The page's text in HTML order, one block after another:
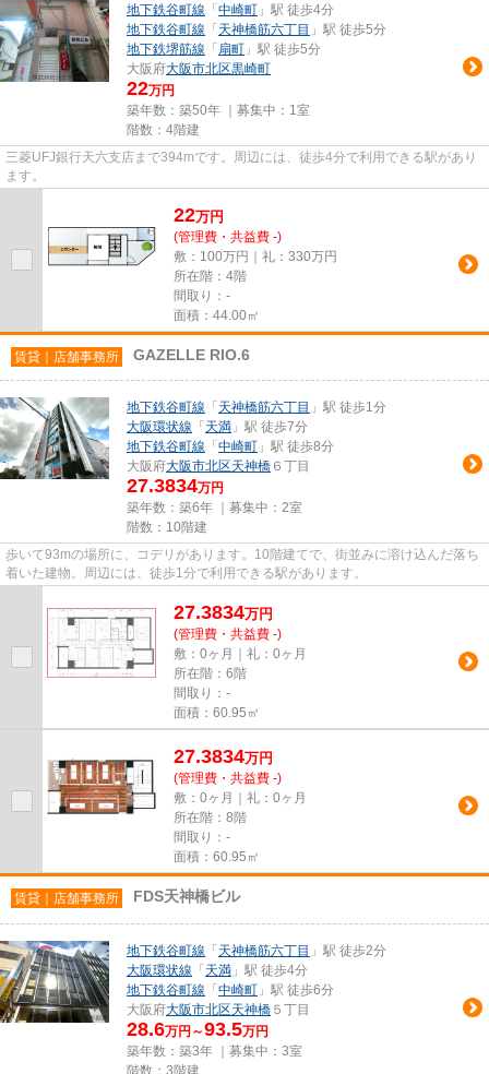
地下鉄谷町線 「 中崎町 」駅 徒歩4分
地下鉄谷町線 「 天神橋筋六丁目 」駅 徒歩5分
地下鉄堺筋線 「 扇町 」駅 徒歩5分
大阪府大阪市北区黒崎町
22万円
築年数：築50年 ｜募集中： 1室
階数：4階建
三菱UFJ銀行天六支店まで394mです。周辺には、徒歩4分で利用できる駅があり
ます。
22万円
(管理費・共益費 -)
敷：100万円｜礼：330万円
所在階：4階
間取り：-
面積：44.00㎡
賃貸｜店舗事務所 GAZELLE RIO.6
地下鉄谷町線 「 天神橋筋六丁目 」駅 徒歩1分
大阪環状線 「 天満 」駅 徒歩7分
地下鉄谷町線 「 中崎町 」駅 徒歩8分
大阪府大阪市北区天神橋 ６丁目
27.3834万円
築年数：築6年 ｜募集中： 2室
階数：10階建
歩いて93mの場所に、コデリがあります。10階建てで、街並みに溶け込んだ落ち
着いた建物。周辺には、徒歩1分で利用できる駅があります。
27.3834万円
(管理費・共益費 -)
敷：0ヶ月｜礼：0ヶ月
所在階：6階
間取り：-
面積：60.95㎡
27.3834万円
(管理費・共益費 -)
敷：0ヶ月｜礼：0ヶ月
所在階：8階
間取り：-
面積：60.95㎡
賃貸｜店舗事務所 FDS天神橋ビル
地下鉄谷町線 「 天神橋筋六丁目 」駅 徒歩2分
大阪環状線 「 天満 」駅 徒歩4分
地下鉄谷町線 「 中崎町 」駅 徒歩6分
大阪府大阪市北区天神橋 ５丁目
28.6万円～93.5万円
築年数：築3年 ｜募集中： 3室
階数：3階建